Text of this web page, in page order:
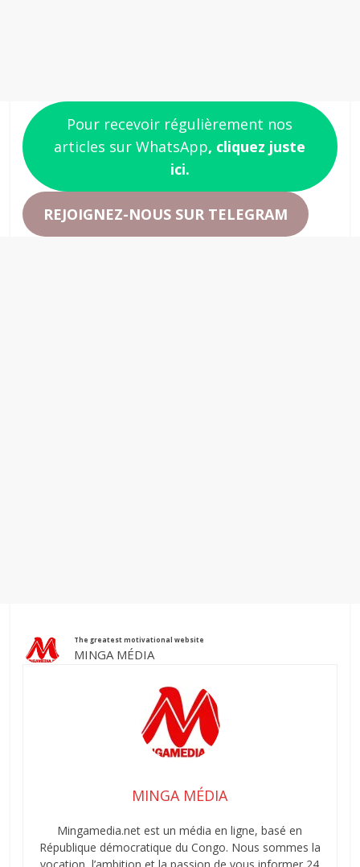
Pour recevoir régulièrement nos
articles sur WhatsApp, cliquez juste
ici.
REJOIGNEZ-NOUS SUR TELEGRAM
The greatest motivational website
MINGA MÉDIA
MINGA MÉDIA
Mingamedia.net est un média en ligne, basé en
République démocratique du Congo. Nous sommes la